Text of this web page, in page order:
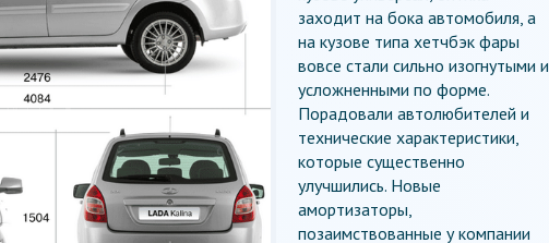
заходит на бока автомобиля, а
на кузове типа хетчбэк фары
вовсе стали сильно изогнутыми и
усложненными по форме.
Порадовали автолюбителей и
технические характеристики,
которые существенно
улучшились. Новые
амортизаторы,
позаимствованные у компании